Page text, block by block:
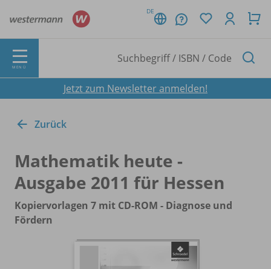
DE
MENÜ
Jetzt zum Newsletter anmelden!
Zurück
Mathematik heute -
Ausgabe 2011 für Hessen
Kopiervorlagen 7 mit CD-ROM - Diagnose und
Fördern